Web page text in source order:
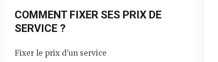
COMMENT FIXER SES PRIX DE
SERVICE ?
Fixer le prix d’un service